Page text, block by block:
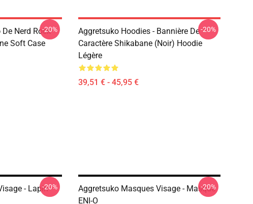
Nerd Rock
Soft Case
-20%
Aggretsuko Hoodies - Bannière De
Caractère Shikabane (noir) Hoodie
Légère
39,51 € - 45,95 €
-20%
- Lapin-20%
Aggretsuko Masques Visage - Masque
ENI-O
-20%